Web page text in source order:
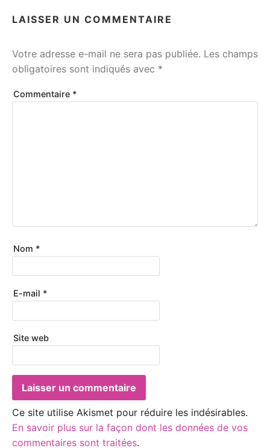
LAISSER UN COMMENTAIRE
Votre adresse e-mail ne sera pas publiée. Les champs
obligatoires sont indiqués avec *
Commentaire *
Nom *
E-mail *
Site web
Ce site utilise Akismet pour réduire les indésirables.
En savoir plus sur la façon dont les données de vos
commentaires sont traitées.